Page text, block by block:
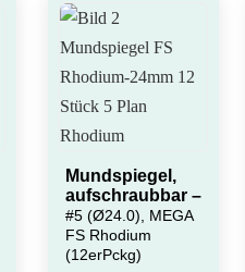
Mundspiegel,
aufschraubbar –
#5 (Ø24.0), MEGA
FS Rhodium
(12erPckg)